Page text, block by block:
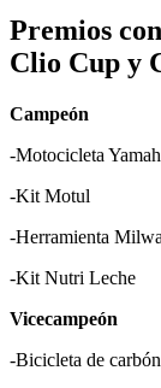
Premios
Clio Cup y
Campeón
-Motocicleta
-Kit Motul
-Herramienta
-Kit Nutri Leche
Vicecampeón
-Bicicleta de